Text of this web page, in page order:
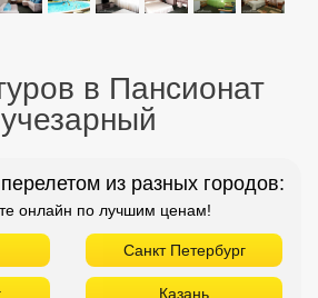
в Пансионат
из разных городов:
онлайн по лучшим ценам!
Санкт Петербург
Казань